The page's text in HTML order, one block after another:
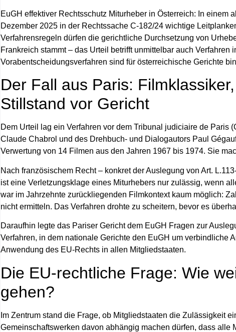
EuGH effektiver Rechtsschutz Miturheber in Österreich: In einem
Dezember 2025 in der Rechtssache C‑182/24 wichtige
Verfahrensregeln dürfen die gerichtliche Durchsetzung von
Frankreich stammt – das Urteil betrifft unmittelbar auch
Vorabentscheidungsverfahren sind für österreichische Gerichte
Der Fall aus Paris:
Stillstand vor Gericht
Dem Urteil lag ein Verfahren vor dem Tribunal judiciaire de Paris
Claude Chabrol und des Drehbuch- und Dialogautors Paul
Verwertung von 14 Filmen aus den Jahren 1967 bis 1974. Sie
Nach französischem Recht – konkret der Auslegung von Art.
ist eine Verletzungsklage eines Miturhebers nur zulässig, wenn
war im Jahrzehnte zurückliegenden Filmkontext kaum möglich:
nicht ermitteln. Das Verfahren drohte zu scheitern, bevor es
Daraufhin legte das Pariser Gericht dem EuGH Fragen zur
Verfahren, in dem nationale Gerichte den EuGH um
Anwendung des EU-Rechts in allen Mitgliedstaaten.
Die EU‑rechtliche Frage: Wie
gehen?
Im Zentrum stand die Frage, ob Mitgliedstaaten die Zulässigkeit
Gemeinschaftswerken davon abhängig machen dürfen, dass